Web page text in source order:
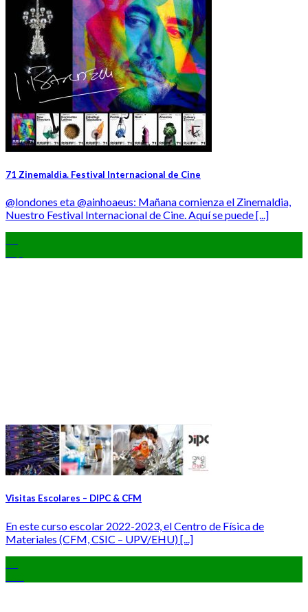
71 Zinemaldia. Festival Internacional de Cine
@londones eta @ainhoaeus: Mañana comienza el Zinemaldia,
Nuestro Festival Internacional de Cine. Aquí se puede [...]
Visitas Escolares – DIPC & CFM
En este curso escolar 2022-2023, el Centro de Física de
Materiales (CFM, CSIC – UPV/EHU) [...]